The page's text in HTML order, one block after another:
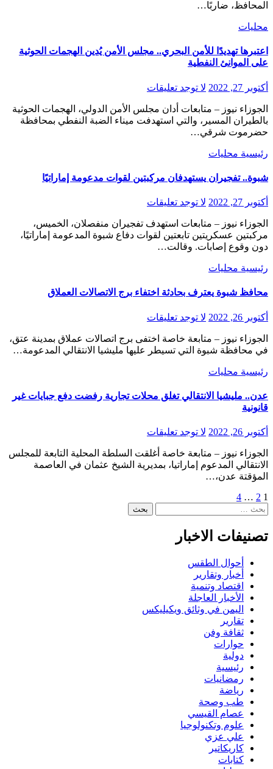
المحافظ، ضاربًا…
محليات
اعتبرها تهديدًا للأمن البحري.. مجلس الأمن يُدين الهجمات الحوثية
على الموانئ النفطية
أكتوبر 27, 2022 لا توجد تعليقات
بالطيران المسير، والتي استهدفت ميناء الضبة النفطي بمحافظة
حضرموت شرقي…
رئيسية محليات
شبوة.. تفجيران يستهدفان مركبتين لقوات مدعومة إماراتيًا
أكتوبر 27, 2022 لا توجد تعليقات
مركبتين عسكريتين تابعتين لقوات دفاع شبوة المدعومة إماراتيًا،
دون وقوع إصابات. وقالت…
رئيسية محليات
محافظ شبوة يعترف بحادثة اختفاء برج الاتصالات العملاق
أكتوبر 26, 2022 لا توجد تعليقات
في محافظة شبوة التي تسيطر عليها مليشيا الانتقالي المدعومة…
رئيسية محليات
عدن.. مليشيا الانتقالي تغلق محلات تجارية رفضت دفع جبايات غير
قانونية
أكتوبر 26, 2022 لا توجد تعليقات
الانتقالي المدعوم إماراتيا، بمديرية الشيخ عثمان في العاصمة
المؤقتة عدن،…
Posts
pagination
1
2
…
4
البحث
تصنيفات الاخبار
أحوال الطقس
أخبار وتقارير
اقتصاد وتنمية
الأخبار العاجلة
اليمن في وثائق ويكيليكس
تقارير
ثقافة وفن
حوارات
دولية
رئيسية
رمضانيات
رياضة
طب وصحة
عصام القيسي
علوم وتكنولوجيا
علي عزي
كاريكاتير
كتابات